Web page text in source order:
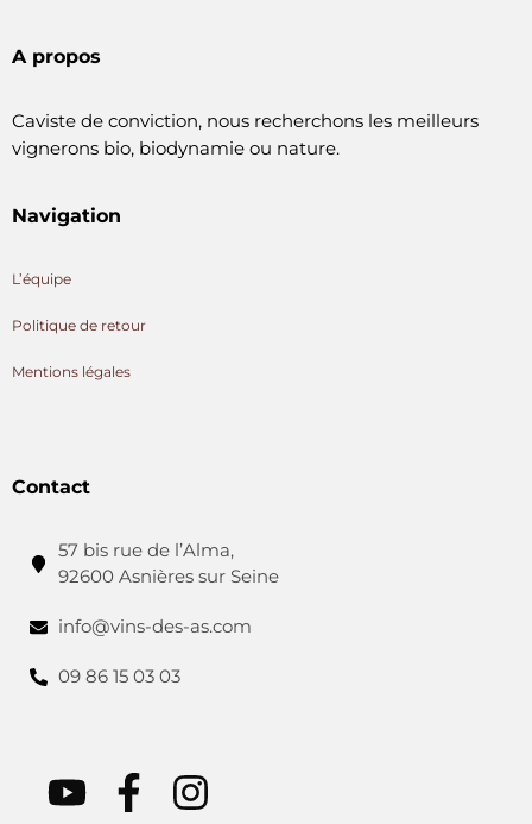
A propos
Caviste de conviction, nous recherchons les meilleurs
vignerons bio, biodynamie ou nature.
Navigation
L’équipe
Politique de retour
Mentions légales
Contact
57 bis rue de l’Alma,
92600 Asnières sur Seine
info@vins-des-as.com
09 86 15 03 03